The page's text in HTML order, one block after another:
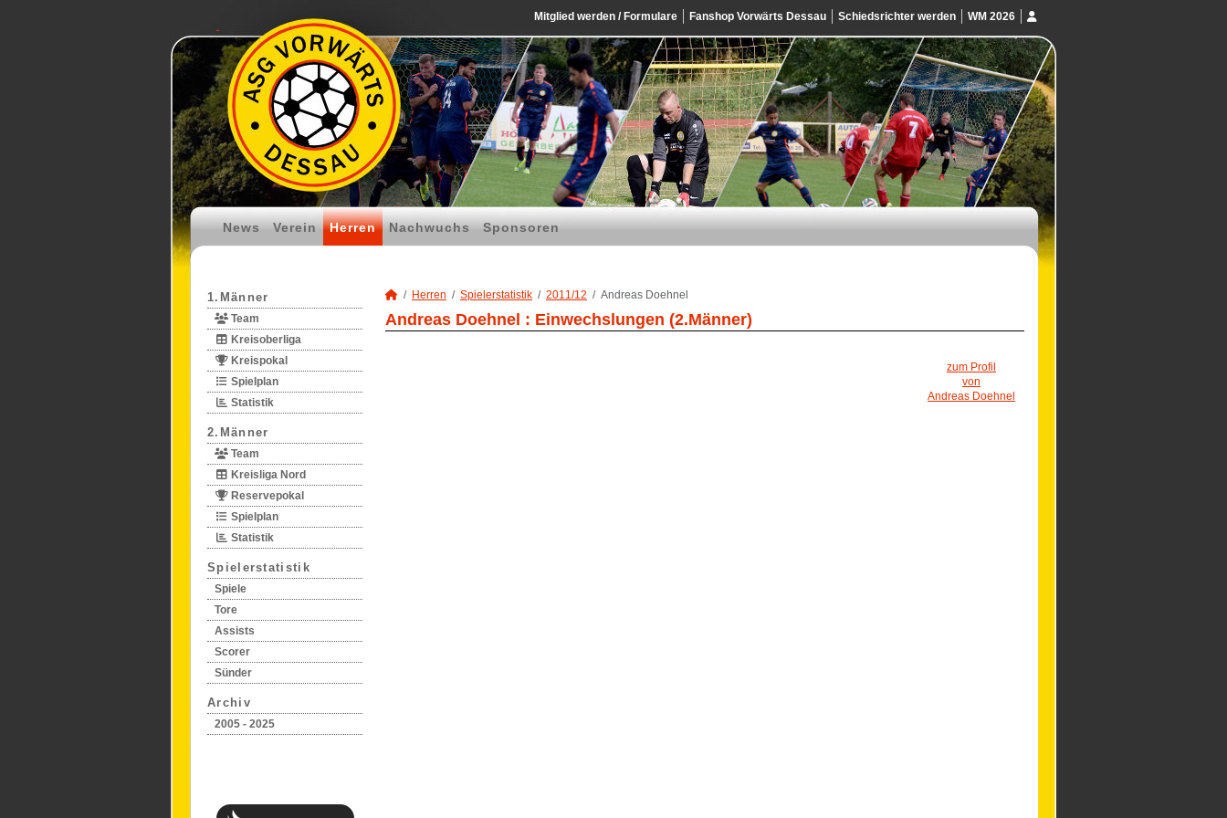
Mitglied werden / Formulare Fanshop Vorwärts Dessau Schiedsrichter werden WM 2026
News Verein Herren Nachwuchs Sponsoren
1.Männer
Team
Kreisoberliga
Kreispokal
Spielplan
Statistik
2.Männer
Team
Kreisliga Nord
Reservepokal
Spielplan
Statistik
Spielerstatistik
Spiele
Tore
Assists
Scorer
Sünder
Archiv
2005 - 2025
Herren Spielerstatistik 2011/12 Andreas Doehnel
Andreas Doehnel : Einwechslungen (2.Männer)
zum Profil
von
Andreas Doehnel